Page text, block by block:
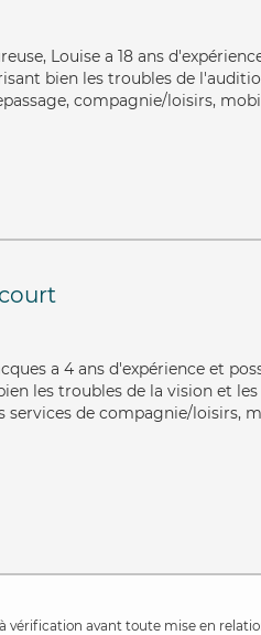
Louise a 18 ans
bien les troubles de
compagnie/loisirs,
a 4 ans d'expérience et
les troubles de la vision et
services de compagnie/loisirs,
vérification avant toute mise en